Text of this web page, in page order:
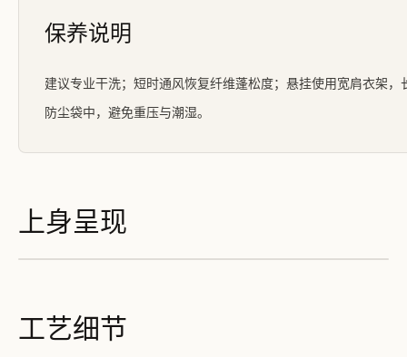
保养说明
建议专业干洗；短时通风恢复纤维蓬松度；悬挂使用宽肩衣架，
防尘袋中，避免重压与潮湿。
上身呈现
工艺细节